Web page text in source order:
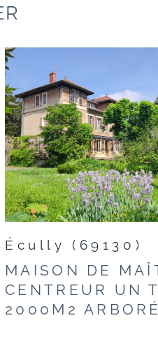
Écully (69130)
MAISON DE
CENTREUR UN
2000M2 ARBORÉ